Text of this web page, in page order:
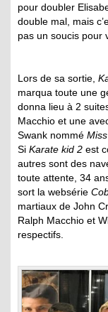
pour doubler
double mal, mais
pas un soucis pour
Lors de sa sortie,
marqua toute une
donna lieu à 2
Macchio et une
Swank nommé
Si Karate kid 2 est
autres sont des
toute attente, 34
sort la websérie
martiaux de John
Ralph Macchio et
respectifs.